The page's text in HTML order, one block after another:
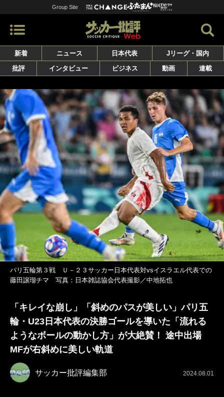
Group Site
新着 ニュース 日本代表
Jリーグ・国内
批評
インタビュー ビジネス 動画 連載
パリ五輪第３戦 Ｕ－２３サッカー日本代表対vsイスラエル代表での
藤田譲瑠チマ 写真：日本雑誌協会代表撮影／中地拓也
「キレイな崩し」「斜めのパスが美しい」パリ五
輪・U23日本代表の決勝ゴールを導いた「流れる
ようなボールの動かし方」が大絶賛！ 途中出場
MFが右斜めに美しい軌道
サッカー批評編集部 2024.08.01